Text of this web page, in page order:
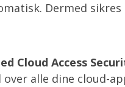
Dermed
Cloud Access
alle dine cloud-